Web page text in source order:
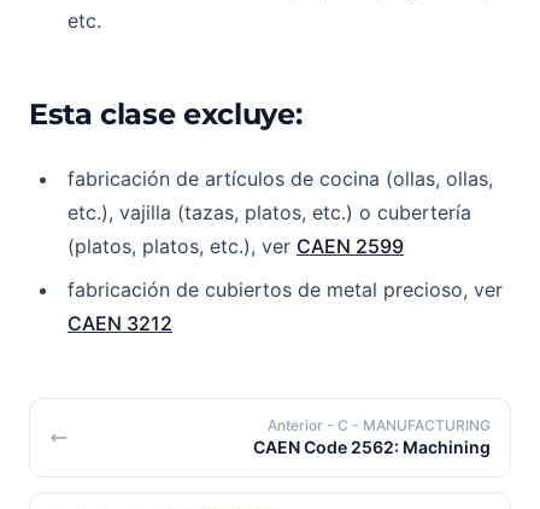
etc.
Esta clase excluye:
fabricación de artículos de cocina (ollas, ollas,
etc.), vajilla (tazas, platos, etc.) o cubertería
(platos, platos, etc.), ver CAEN 2599
fabricación de cubiertos de metal precioso, ver
CAEN 3212
Anterior - C - MANUFACTURING
CAEN Code 2562: Machining